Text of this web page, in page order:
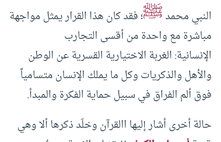
النبي محمدﷺ؛ فقد كان هذا القرار يمثل مواجهة
مباشرة مع واحدة من أقسى التجارب
الإنسانية: الغربة الاختيارية القسرية عن الوطن
والأهل والذكريات وكل ما يملك الإنسان متسامياً
فوق ألم الفراق في سبيل حماية الفكرة والمبدأ.
حالة أخرى أشار إليها االقرآن وخلّد ذكرها ألا وهي